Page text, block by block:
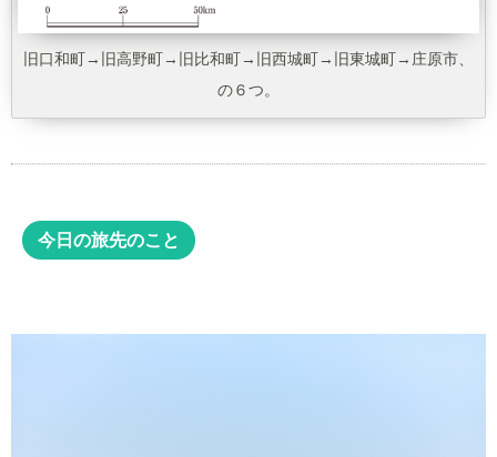
旧口和町→旧高野町→旧比和町→旧西城町→旧東城町→庄原市、
の６つ。
今日の旅先のこと